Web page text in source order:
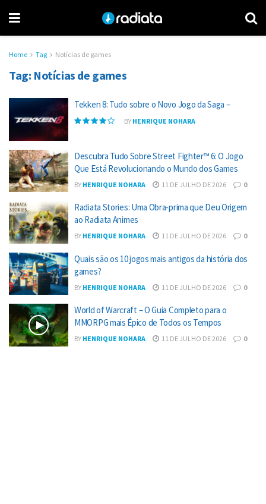
Home Tag Notícias de games
Tag: Notícias de games
Tekken 8: Tudo sobre o Novo Jogo da Saga –
BY HENRIQUE NOHARA
Descubra Tudo Sobre Street Fighter™ 6: O Jogo
Que Está Revolucionando o Mundo dos Games
BY HENRIQUE NOHARA 11 DE JULHO DE 2026 0
Radiata Stories: Uma Obra-prima que Deu Origem
ao Radiata Animes
BY HENRIQUE NOHARA 11 DE JULHO DE 2026 0
Quais são os 10 jogos mais antigos da história dos
games?
BY HENRIQUE NOHARA 11 DE JULHO DE 2026 0
World of Warcraft – O Guia Completo para o
MMORPG mais Épico de Todos os Tempos
BY HENRIQUE NOHARA 11 DE JULHO DE 2026 0